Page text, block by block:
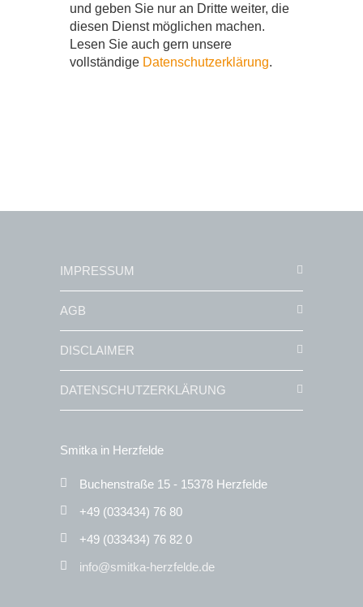
und geben Sie nur an Dritte weiter, die
diesen Dienst möglichen machen.
Lesen Sie auch gern unsere
vollständige Datenschutzerklärung.
IMPRESSUM
AGB
DISCLAIMER
DATENSCHUTZERKLÄRUNG
Smitka in Herzfelde
Buchenstraße 15 - 15378 Herzfelde
+49 (033434) 76 80
+49 (033434) 76 82 0
info@smitka-herzfelde.de